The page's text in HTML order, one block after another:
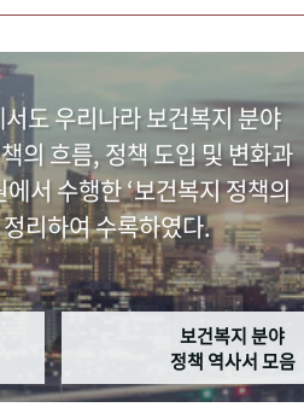
도 우리나라 보건복지 분야
의 흐름, 정책 도입 및 변화과
서 수행한 ‘보건복지 정책의
리하여 수록하였다.
보건복지 분야
정책 역사서 모음